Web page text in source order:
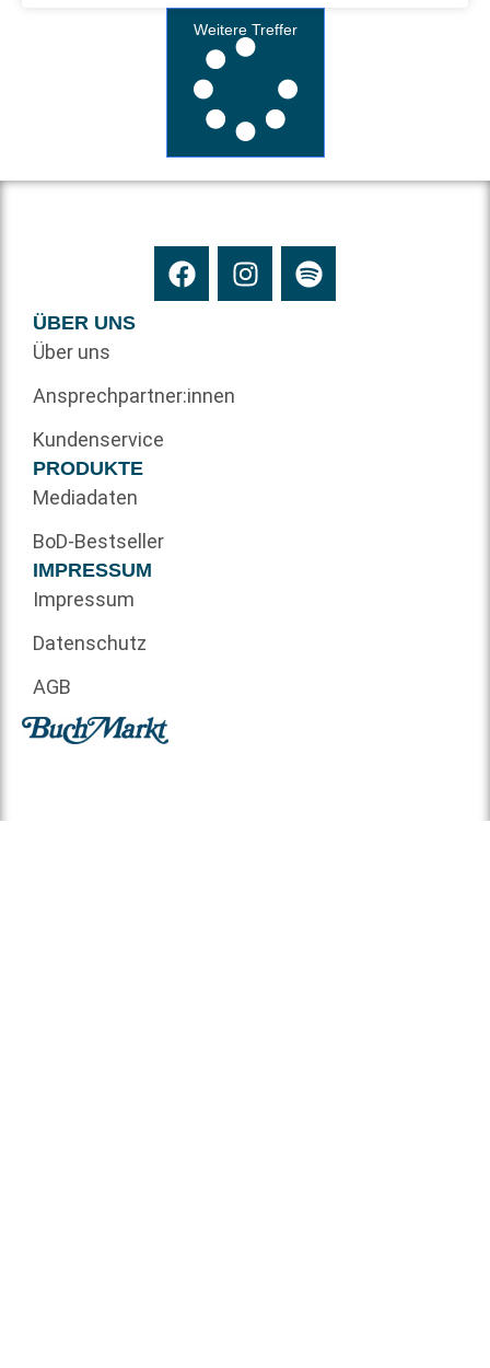
Weitere Treffer
ÜBER UNS
Über uns
Ansprechpartner:innen
Kundenservice
PRODUKTE
Mediadaten
BoD-Bestseller
IMPRESSUM
Impressum
Datenschutz
AGB